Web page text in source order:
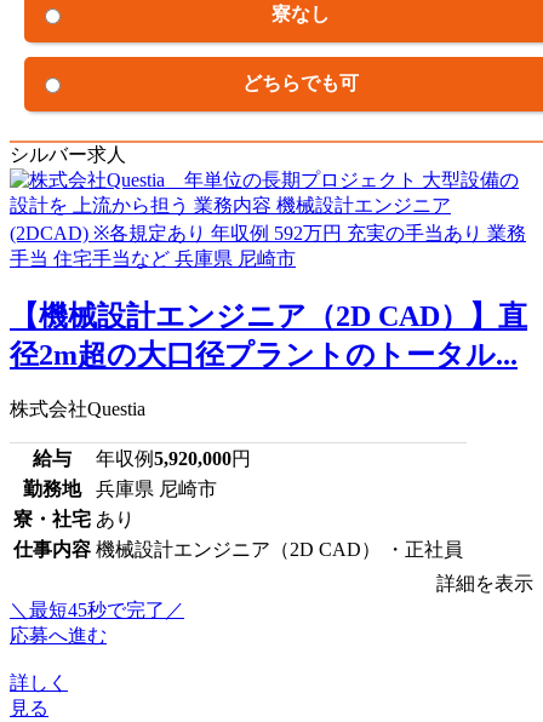
寮なし
どちらでも可
シルバー求人
【機械設計エンジニア（2D CAD）】直
径2m超の大口径プラントのトータル...
株式会社Questia
給与 年収例5,920,000円
勤務地
兵庫県 尼崎市
寮・社宅 あり
仕事内容 機械設計エンジニア（2D CAD） ・正社員
詳細を表示
＼最短45秒で完了／
応募へ進む
詳しく
見る